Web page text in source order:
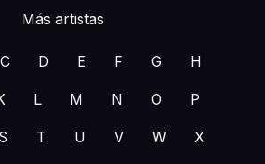
Más artistas
C D E F G H
L M N O P
S T U V W X